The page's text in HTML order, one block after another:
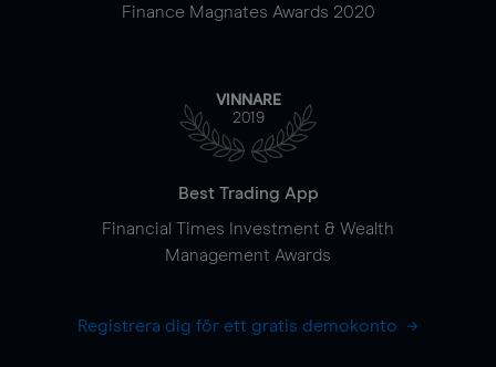
Finance Magnates Awards 2020
VINNARE
2019
Best Trading App
Financial Times Investment & Wealth
Management Awards
Registrera dig för ett gratis demokonto